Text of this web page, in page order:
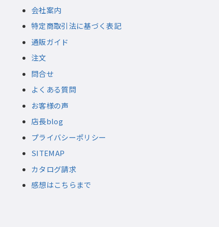
会社案内
特定商取引法に基づく表記
通販ガイド
注文
問合せ
よくある質問
お客様の声
店長blog
プライバシーポリシー
SITEMAP
カタログ請求
感想はこちらまで